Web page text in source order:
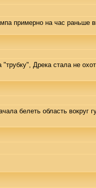
примерно на час раньше
Дрека стала не
белеть область вокруг